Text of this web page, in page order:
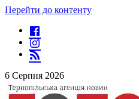
Перейти до контенту
6 Серпня 2026